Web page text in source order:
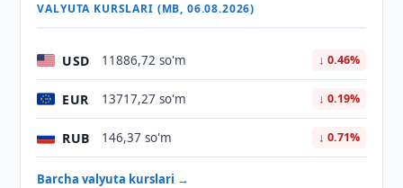
VALYUTA KURSLARI (MB, 06.08.2026)
USD 11886,72 so'm ↓ 0.46%
EUR 13717,27 so'm ↓ 0.19%
RUB 146,37 so'm ↓ 0.71%
Barcha valyuta kurslari →